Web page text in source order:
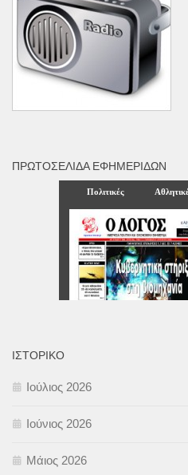
ΠΡΩΤΟΣΈΛΙΔΑ ΕΦΗΜΕΡΊΔΩΝ
ΙΣΤΟΡΙΚΌ
Ιούλιος 2026
Ιούνιος 2026
Μάιος 2026